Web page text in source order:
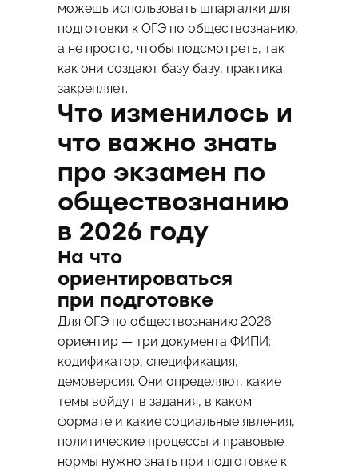
можешь использовать шпаргалки для
подготовки к ОГЭ по обществознанию,
а не просто, чтобы подсмотреть, так
как они создают базу базу, практика
закрепляет.
Что изменилось и
что важно знать
про экзамен по
обществознанию
в 2026 году
На что
ориентироваться
при подготовке
Для ОГЭ по обществознанию 2026
ориентир — три документа ФИПИ:
кодификатор, спецификация,
демоверсия. Они определяют, какие
темы войдут в задания, в каком
формате и какие социальные явления,
политические процессы и правовые
нормы нужно знать при подготовке к